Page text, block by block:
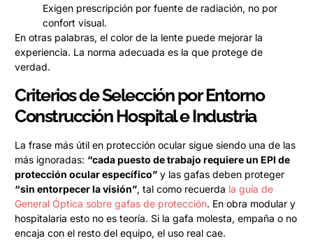
Exigen prescripción por fuente de radiación, no por
confort visual.
En otras palabras, el color de la lente puede mejorar la
experiencia. La norma adecuada es la que protege de
verdad.
Criterios de Selección por Entorno
Construcción Hospital e Industria
La frase más útil en protección ocular sigue siendo una de las
más ignoradas: “cada puesto de trabajo requiere un EPI de
protección ocular específico” y las gafas deben proteger
“sin entorpecer la visión”, tal como recuerda la guía de
General Óptica sobre gafas de protección. En obra modular y
hospitalaria esto no es teoría. Si la gafa molesta, empaña o no
encaja con el resto del equipo, el uso real cae.